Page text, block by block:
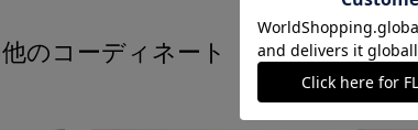
のコーディネート